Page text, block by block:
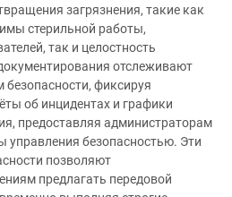
загрязнения, такие как
стерильной работы,
так и целостность
отслеживают
безопасности, фиксируя
об инцидентах и графики
предоставляя администраторам
управления безопасностью. Эти
позволяют
предлагать передовой